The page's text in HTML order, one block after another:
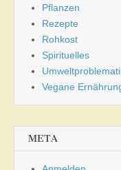
Pflanzen
Rezepte
Rohkost
Spirituelles
Vegane
META